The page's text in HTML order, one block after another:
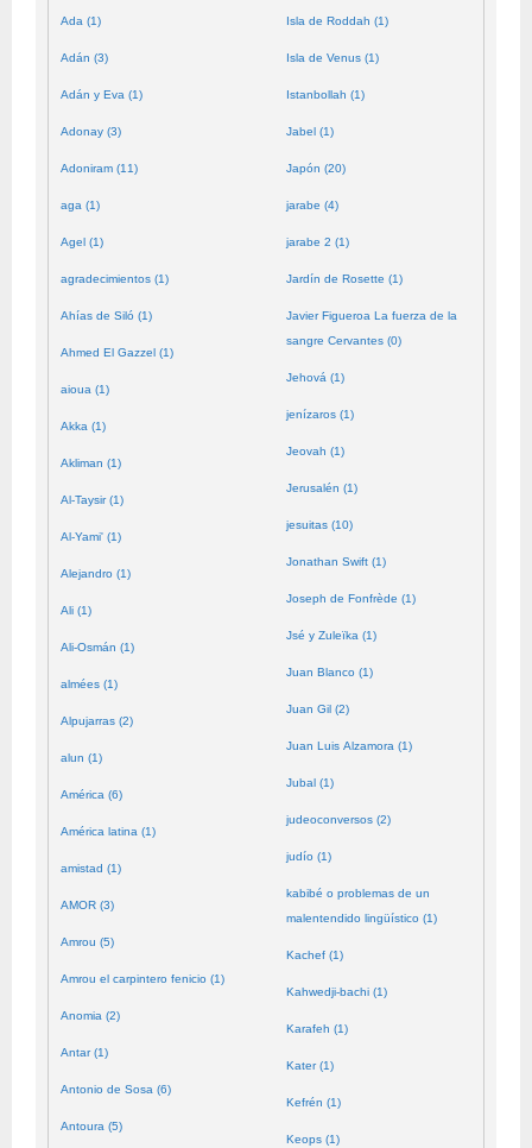
Ada (1)
Adán (3)
Adán y Eva (1)
Adonay (3)
Adoniram (11)
aga (1)
Agel (1)
agradecimientos (1)
Ahías de Siló (1)
Ahmed El Gazzel (1)
aioua (1)
Akka (1)
Akliman (1)
Al-Taysir (1)
Al-Yami' (1)
Alejandro (1)
Ali (1)
Ali-Osmán (1)
almées (1)
Alpujarras (2)
alun (1)
América (6)
América latina (1)
amistad (1)
AMOR (3)
Amrou (5)
Amrou el carpintero fenicio (1)
Anomia (2)
Antar (1)
Antonio de Sosa (6)
Antoura (5)
Isla de Roddah (1)
Isla de Venus (1)
Istanbollah (1)
Jabel (1)
Japón (20)
jarabe (4)
jarabe 2 (1)
Jardín de Rosette (1)
Javier Figueroa La fuerza de la
sangre Cervantes (0)
Jehová (1)
jenízaros (1)
Jeovah (1)
Jerusalén (1)
jesuitas (10)
Jonathan Swift (1)
Joseph de Fonfrède (1)
Jsé y Zuleïka (1)
Juan Blanco (1)
Juan Gil (2)
Juan Luis Alzamora (1)
Jubal (1)
judeoconversos (2)
judío (1)
kabibé o problemas de un
malentendido lingüístico (1)
Kachef (1)
Kahwedji-bachi (1)
Karafeh (1)
Kater (1)
Kefrén (1)
Keops (1)